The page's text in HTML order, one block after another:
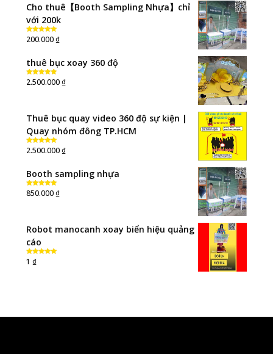
Cho thuê【Booth Sampling Nhựa】chỉ
với 200k
Rated5.00
out of 5
200.000₫
thuê bục xoay 360 độ
Rated5.00
out of 5
2.500.000₫
Thuê bục quay video 360 độ sự kiện |
Quay nhóm đông TP.HCM
Rated5.00
out of 5
2.500.000₫
Booth sampling nhựa
Rated5.00
out of 5
850.000₫
Robot manocanh xoay biển hiệu quảng
cáo
Rated
out of 5
1 ₫